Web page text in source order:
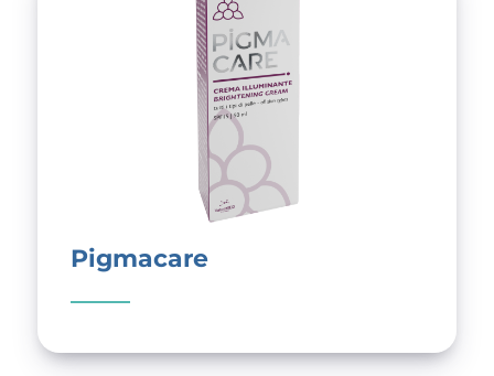
Pigmacare